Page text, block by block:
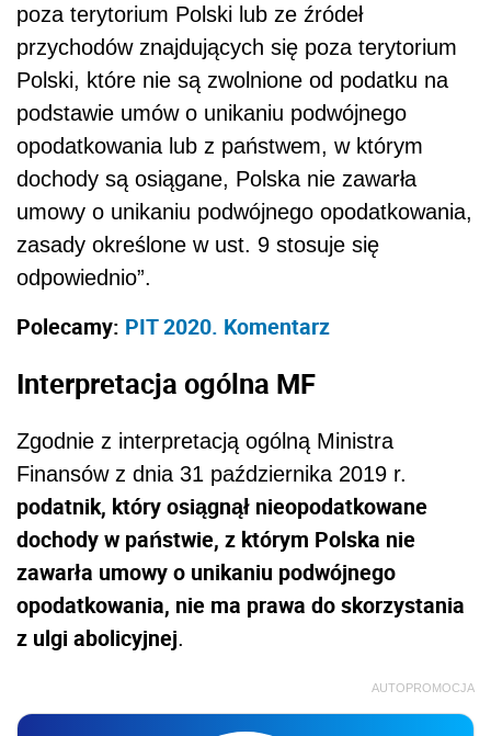
poza terytorium Polski lub ze źródeł
przychodów znajdujących się poza terytorium
Polski, które nie są zwolnione od podatku na
podstawie umów o unikaniu podwójnego
opodatkowania lub z państwem, w którym
dochody są osiągane, Polska nie zawarła
umowy o unikaniu podwójnego opodatkowania,
zasady określone w ust. 9 stosuje się
odpowiednio”.
Polecamy: PIT 2020. Komentarz
Interpretacja ogólna MF
Zgodnie z interpretacją ogólną Ministra
Finansów z dnia 31 października 2019 r.
podatnik, który osiągnął nieopodatkowane
dochody w państwie, z którym Polska nie
zawarła umowy o unikaniu podwójnego
opodatkowania, nie ma prawa do skorzystania
z ulgi abolicyjnej.
AUTOPROMOCJA